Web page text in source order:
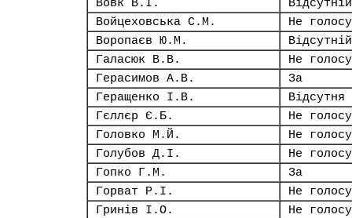
Вовк В.І.
Відсутній
Войцеховська С.М.
Не
Воропаєв Ю.М.
Відсутній
Галасюк В.В.
Не
Герасимов А.В.
За
Геращенко І.В.
Відсутня
Гєллєр Є.Б.
Не
Головко М.Й.
Не
Голубов Д.І.
Не
Гопко Г.М.
За
Горват Р.І.
Не
Гринів І.О.
Не